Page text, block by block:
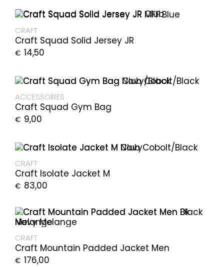
CRAFT
Craft Squad Solid Jersey JR
€ 14,50
ACCESSOIRES
Craft Squad Gym Bag
€ 9,00
CRAFT
Craft Isolate Jacket M
€ 83,00
CRAFT
Craft Mountain Padded Jacket Men
€ 176,00